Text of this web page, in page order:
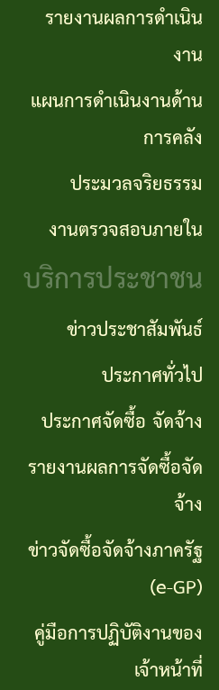
งาน
เจ้า
หน้าที่
การจัดการ
ความรู้
(Knowledge
KM)
การ
บริหาร
จัดการ
เสี่ยง
ท่อง
เที่ยว
งานด้าน
การคลัง
จริยธรรม
งาน
ตรวจ
สอบ
ภายใน
กำลัง
แผน
ส่วน
ตำบล
รายงานผลการดำเนิน
งาน
แผนการดำเนินงานด้าน
การคลัง
ประมวลจริยธรรม
งานตรวจสอบภายใน
บริการประชาชน
ข่าวประชาสัมพันธ์
ประกาศทั่วไป
ประกาศจัดซื้อ จัดจ้าง
รายงานผลการจัดซื้อจัด
จ้าง
ข่าวจัดซื้อจัดจ้างภาครัฐ
(e-GP)
คู่มือการปฏิบัติงานของ
เจ้าหน้าที่